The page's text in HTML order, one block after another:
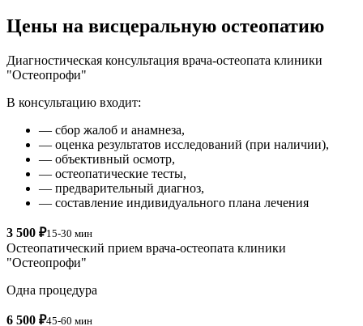
Цены на висцеральную остеопатию
Диагностическая консультация врача-остеопата клиники
"Остеопрофи"
В консультацию входит:
— сбор жалоб и анамнеза,
— оценка результатов исследований (при наличии),
— объективный осмотр,
— остеопатические тесты,
— предварительный диагноз,
— составление индивидуального плана лечения
3 500 ₽15-30 мин
Остеопатический прием врача-остеопата клиники
"Остеопрофи"
Одна процедура
6 500 ₽45-60 мин